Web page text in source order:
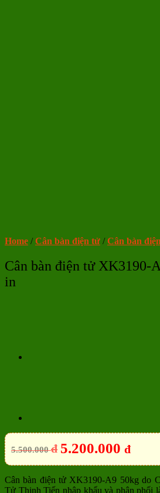
Home / Cân bàn điện tử / Cân bàn
Cân bàn điện tử XK3190-
in
5.500.000đ 5.200.000 đ
Cân bàn điện tử XK3190-A9 50kg do
Tử Thịnh Tiến nhập khẩu và phân phối